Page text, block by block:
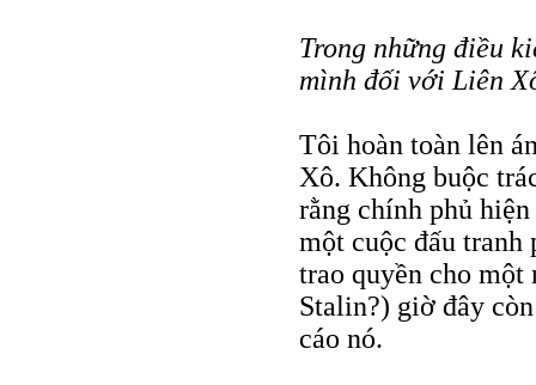
Trong những điều
mình đối với Liên
Tôi hoàn toàn lên
Xô. Không buộc
rằng chính phủ
một cuộc đấu tranh
trao quyền cho một
Stalin?) giờ đây
cáo nó.